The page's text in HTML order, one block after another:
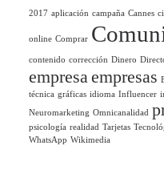
2017 aplicación campaña Cannes
online Comprar
contenido corrección Dinero
empresaempresas
técnica gráficas idioma Influencer
Neuromarketing Omnicanalidad
psicología realidad Tarjetas
WhatsApp Wikimedia